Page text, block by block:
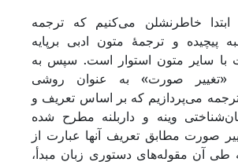
ابتدا خاطرنشلن می‌کنیم که ترجمه
پیچیده و ترجمۀ متون ادبی برپایه
با سایر متون استوار است. سپس به
«تغییر صورت» به عنوان روشی
می‌پردازیم که بر اساس تعریف و
وینه و داربلنه مطرح شده
صورت مطابق تعریف آنها عبارت از
آن مقوله‌های دستوری زبان مبدأ،